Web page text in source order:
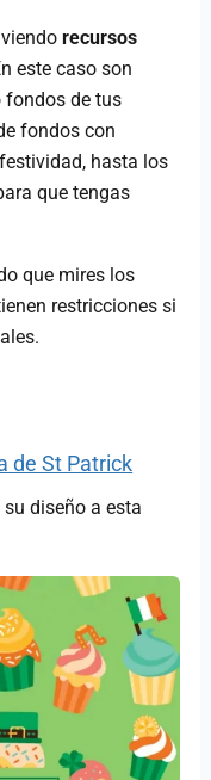
viendorecursos
este caso son
fondos de tus
fondos con
hasta los
que tengas
que mires los
restricciones si
de St Patrick
diseño a esta